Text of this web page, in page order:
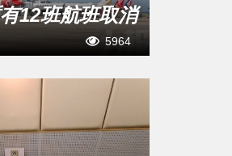
12班航班取消
5964